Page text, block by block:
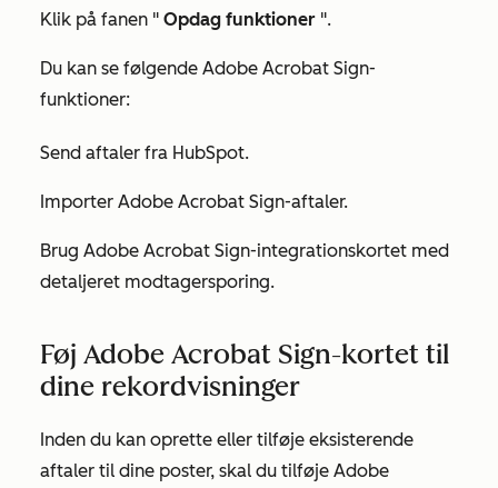
Klik på fanen " Opdag funktioner ".
Du kan se følgende Adobe Acrobat Sign-
funktioner:
Send aftaler fra HubSpot.
Importer Adobe Acrobat Sign-aftaler.
Brug Adobe Acrobat Sign-integrationskortet med
detaljeret modtagersporing.
Føj Adobe Acrobat Sign-kortet til
dine rekordvisninger
Inden du kan oprette eller tilføje eksisterende
aftaler til dine poster, skal du tilføje Adobe